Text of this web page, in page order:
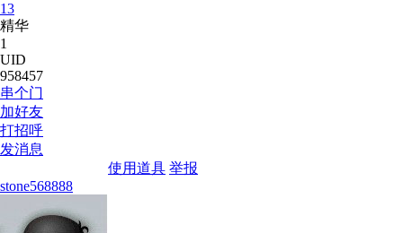
13
精华
1
UID
958457
串个门
加好友
打招呼
发消息
使用道具 举报
stone568888